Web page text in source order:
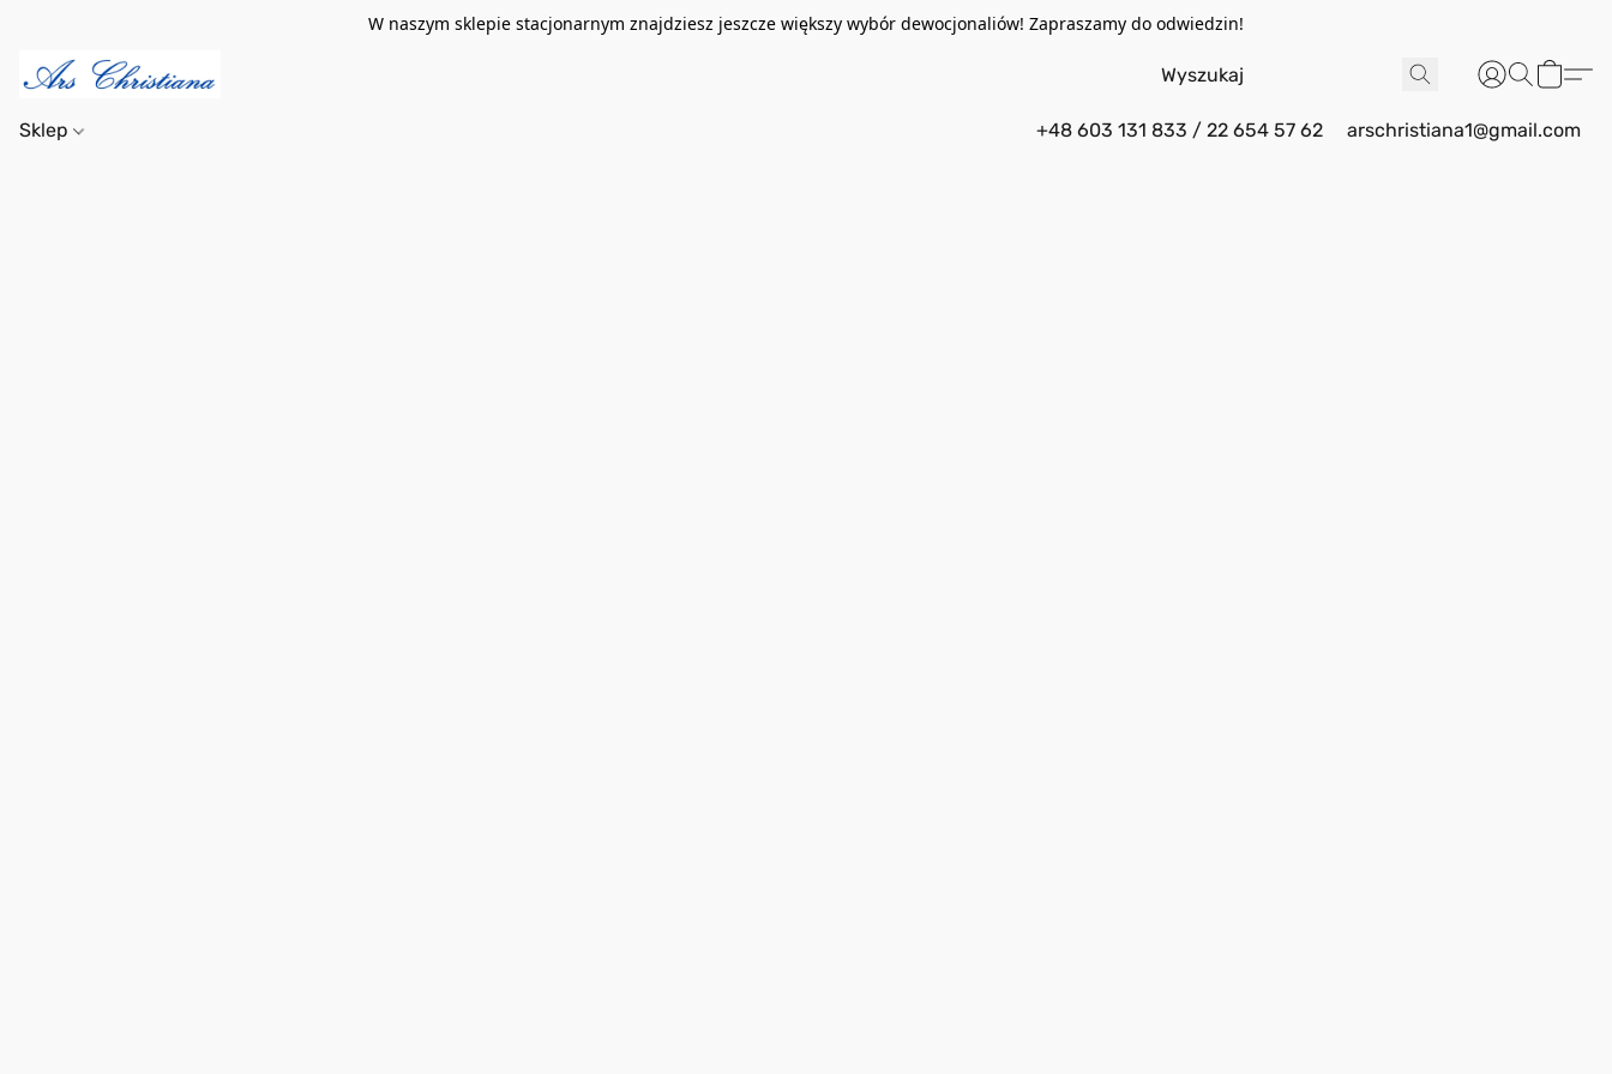
W naszym sklepie stacjonarnym znajdziesz jeszcze większy wybór dewocjonaliów! Zapraszamy do odwiedzin!
Sklep +48 603 131 833 / 22 654 57 62 arschristiana1@gmail.com